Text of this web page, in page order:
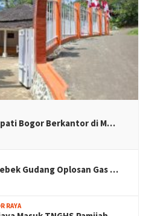
Bogor Berkantor di M…
Gudang Oplosan Gas …
RAYA